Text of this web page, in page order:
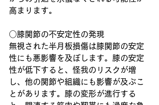
高まります。
○膝関節の不安定性の発現
無視された半月板損傷は膝関節の安定
性にも悪影響を及ぼします。膝の安定
性が低下すると、怪我のリスクが増
し、他の関節や組織にも影響が及ぶこ
とがあります。膝の変形が進行する